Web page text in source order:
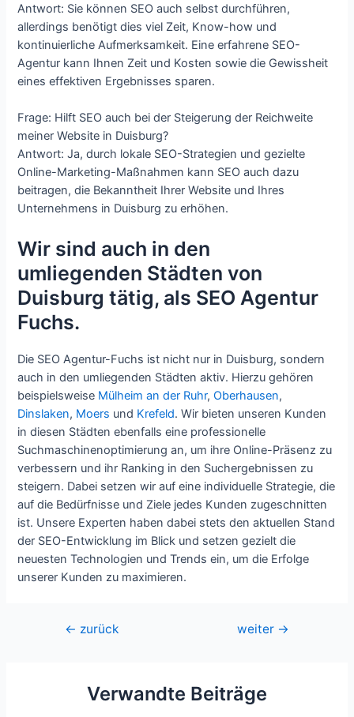
Antwort: Sie können SEO auch selbst durchführen,
allerdings benötigt dies viel Zeit, Know-how und
kontinuierliche Aufmerksamkeit. Eine erfahrene SEO-
Agentur kann Ihnen Zeit und Kosten sowie die Gewissheit
eines effektiven Ergebnisses sparen.
Frage: Hilft SEO auch bei der Steigerung der Reichweite
meiner Website in Duisburg?
Antwort: Ja, durch lokale SEO-Strategien und gezielte
Online-Marketing-Maßnahmen kann SEO auch dazu
beitragen, die Bekanntheit Ihrer Website und Ihres
Unternehmens in Duisburg zu erhöhen.
Wir sind auch in den
umliegenden Städten von
Duisburg tätig, als SEO Agentur
Fuchs.
Die SEO Agentur-Fuchs ist nicht nur in Duisburg, sondern
auch in den umliegenden Städten aktiv. Hierzu gehören
beispielsweise Mülheim an der Ruhr,Oberhausen,
Dinslaken, Moers und Krefeld. Wir bieten unseren Kunden
in diesen Städten ebenfalls eine professionelle
Suchmaschinenoptimierung an, um ihre Online-Präsenz zu
verbessern und ihr Ranking in den Suchergebnissen zu
steigern. Dabei setzen wir auf eine individuelle Strategie, die
auf die Bedürfnisse und Ziele jedes Kunden zugeschnitten
ist. Unsere Experten haben dabei stets den aktuellen Stand
der SEO-Entwicklung im Blick und setzen gezielt die
neuesten Technologien und Trends ein, um die Erfolge
unserer Kunden zu maximieren.
Beitragsnavigation
← zurück weiter →
Verwandte Beiträge